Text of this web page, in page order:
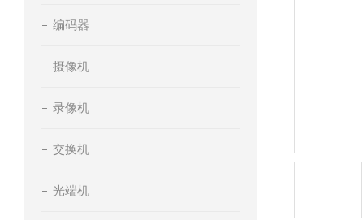
编码器
摄像机
录像机
交换机
光端机